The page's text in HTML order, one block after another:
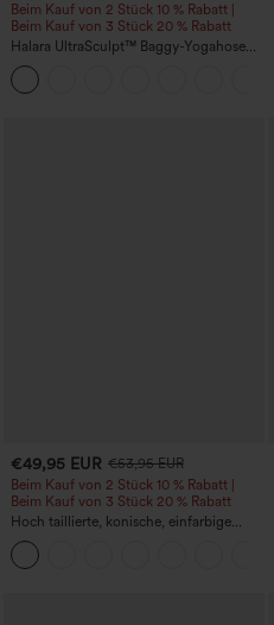
Beim Kauf von 2 Stück 10 % Rabatt |
Beim Kauf von 3 Stück 20 % Rabatt
Halara UltraSculpt™ Baggy-Yogahose
mit hohem Bund, Bauchkontrolle,
Color-Block-Streifen und Taschen
€49,95 EUR €53,95 EUR
Beim Kauf von 2 Stück 10 % Rabatt |
Beim Kauf von 3 Stück 20 % Rabatt
Hoch taillierte, konische, einfarbige
Anzughose mit Seitentaschen